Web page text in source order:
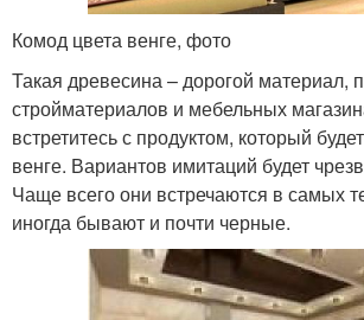
Комод цвета венге, фото
Такая древесина – дорогой материал,
стройматериалов и мебельных
встретитесь с продуктом, который
венге. Вариантов имитаций будет
Чаще всего они встречаются в самых
иногда бывают и почти черные.